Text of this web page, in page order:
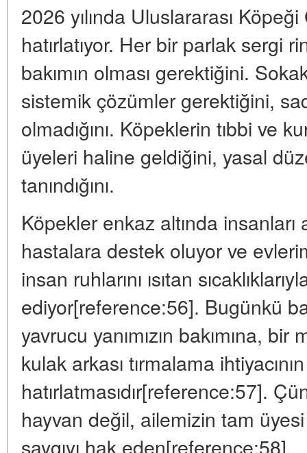
2026 yılında Uluslararası
hatırlatıyor. Her bir parlak sergi
bakımın olması gerektiğini.
sistemik çözümler gerektiğini,
olmadığını. Köpeklerin tıbbi ve
üyeleri haline geldiğini, yasal
tanındığını.
Köpekler enkaz altında
hastalara destek oluyor ve
insan ruhlarını ısıtan
ediyor[reference:56]. Bugünkü
yavrucu yanımızın bakımına,
kulak arkası tırmalama
hatırlatmasıdır[reference:57].
hayvan değil, ailemizin tam
saygıyı hak eden[reference:58].